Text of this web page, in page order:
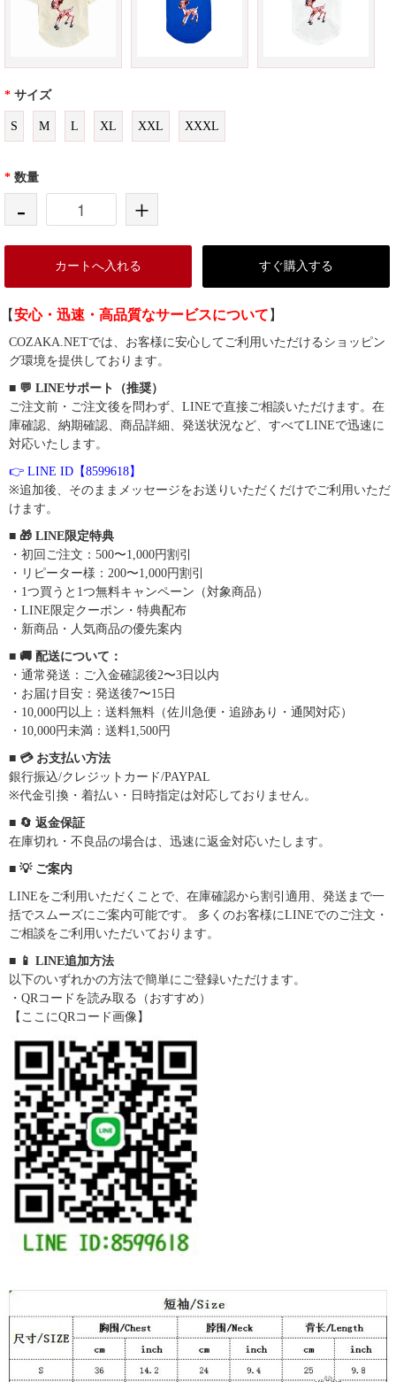
* サイズ
S M L XL XXL XXXL
* 数量
- +
カートへ入れる すぐ購入する
【安心・迅速・高品質なサービスについて 】
COZAKA.NETでは、お客様に安心してご利用いただけるショッピン
グ環境を提供しております。
■ 💬 LINEサポート（推奨）
ご注文前・ご注文後を問わず、LINEで直接ご相談いただけます。在
庫確認、納期確認、商品詳細、発送状況など、すべてLINEで迅速に
対応いたします。
👉 LINE ID【8599618】
※追加後、そのままメッセージをお送りいただくだけでご利用いただ
けます。
■ 🎁 LINE限定特典
・初回ご注文：500〜1,000円割引
・リピーター様：200〜1,000円割引
・1つ買うと1つ無料キャンペーン（対象商品）
・LINE限定クーポン・特典配布
・新商品・人気商品の優先案内
■ 🚚 配送について：
・通常発送：ご入金確認後2〜3日以内
・お届け目安：発送後7〜15日
・10,000円以上：送料無料（佐川急便・追跡あり・通関対応）
・10,000円未満：送料1,500円
■ 💳 お支払い方法
銀行振込/クレジットカード/PAYPAL
※代金引換・着払い・日時指定は対応しておりません。
■ 🔄 返金保証
在庫切れ・不良品の場合は、迅速に返金対応いたします。
■ 💡 ご案内
LINEをご利用いただくことで、在庫確認から割引適用、発送まで一
括でスムーズにご案内可能です。 多くのお客様にLINEでのご注文・
ご相談をご利用いただいております。
■ 📱 LINE追加方法
以下のいずれかの方法で簡単にご登録いただけます。
・QRコードを読み取る（おすすめ）
【ここにQRコード画像】